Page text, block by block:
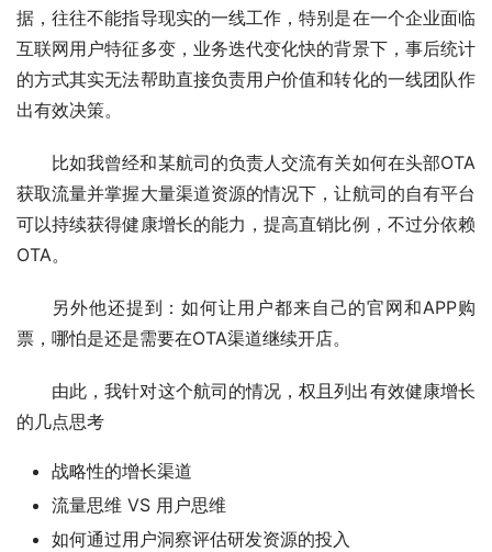
据，往往不能指导现实的一线工作，特别是在一个企业面临
互联网用户特征多变，业务迭代变化快的背景下，事后统计
的方式其实无法帮助直接负责用户价值和转化的一线团队作
出有效决策。
比如我曾经和某航司的负责人交流有关如何在头部OTA
获取流量并掌握大量渠道资源的情况下，让航司的自有平台
可以持续获得健康增长的能力，提高直销比例，不过分依赖
OTA。
另外他还提到：如何让用户都来自己的官网和APP购
票，哪怕是还是需要在OTA渠道继续开店。
由此，我针对这个航司的情况，权且列出有效健康增长
的几点思考
战略性的增长渠道
流量思维 VS 用户思维
如何通过用户洞察评估研发资源的投入